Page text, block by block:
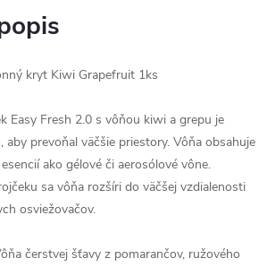
kryt Kiwi Grapefruit 1ks
Easy Fresh 2.0 s vôňou kiwi a grepu je
prevoňal väčšie priestory. Vôňa obsahuje
ako gélové či aerosólové vône.
sa vôňa rozšíri do väčšej vzdialenosti
osviežovačov.
čerstvej šťavy z pomarančov, ružového